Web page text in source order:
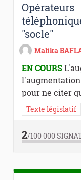
Opérateurs
"socle"
Malika
EN COURS
pour ne citer
Texte législatif
2/100 000